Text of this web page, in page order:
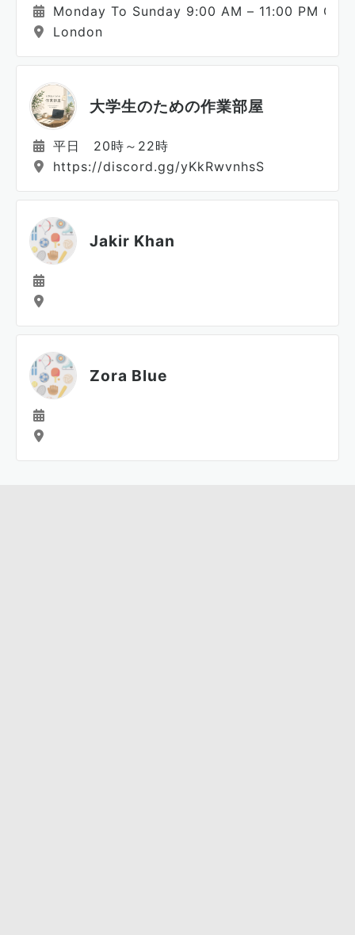
Monday To Sunday 9:00 AM – 11:00 PM GMT
London
大学生のための作業部屋
平日 20時～22時
https://discord.gg/yKkRwvnhsS
Jakir Khan
Zora Blue